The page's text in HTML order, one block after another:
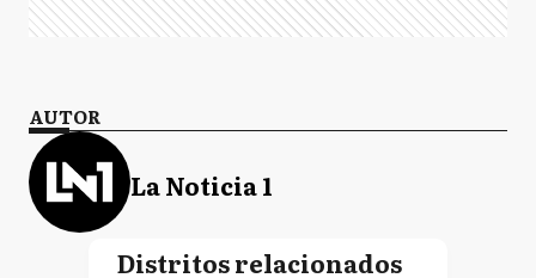
AUTOR
La Noticia 1
Distritos relacionados